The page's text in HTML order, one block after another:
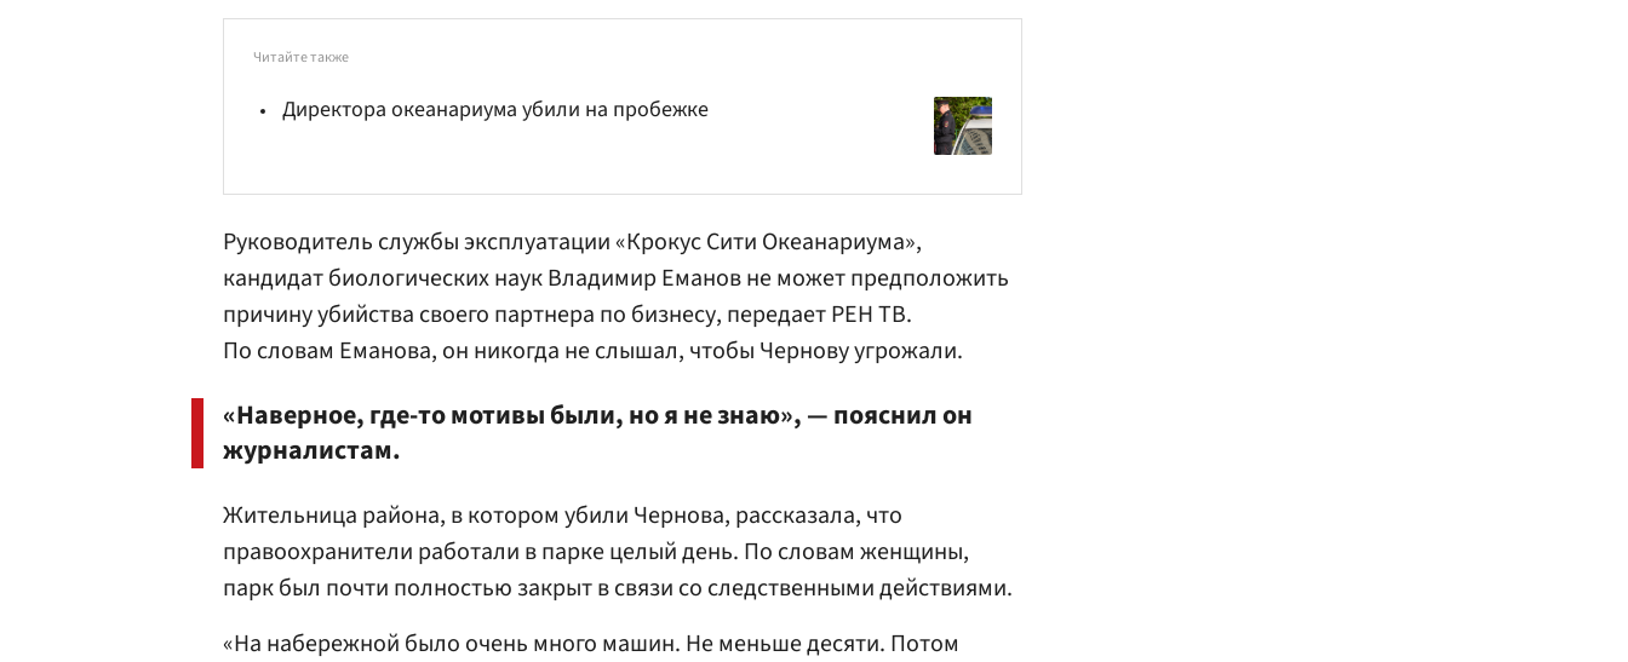
Читайте также
Директора океанариума убили на пробежке
Руководитель службы эксплуатации «Крокус Сити Океанариума»,
кандидат биологических наук Владимир Еманов не может предположить
причину убийства своего партнера по бизнесу, передаетРЕН ТВ.
По словам Еманова, он никогда не слышал, чтобы Чернову угрожали.
«Наверное, где-то мотивы были, но я не знаю», — пояснил он
журналистам.
Жительница района, в котором убили Чернова, рассказала, что
правоохранители работали в парке целый день. По словам женщины,
парк был почти полностью закрыт в связи со следственными действиями.
«На набережной было очень много машин. Не меньше десяти. Потом